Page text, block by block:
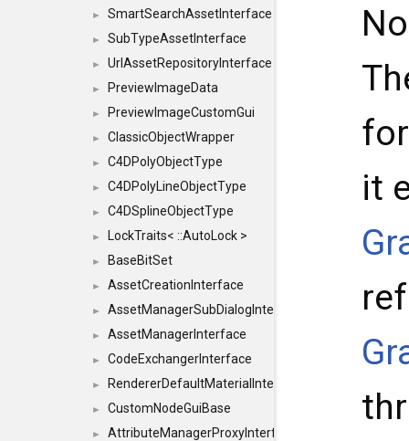
► SmartSearchAssetInterface
► SubTypeAssetInterface
► UrlAssetRepositoryInterface
► PreviewImageData
► PreviewImageCustomGui
► ClassicObjectWrapper
► C4DPolyObjectType
► C4DPolyLineObjectType
► C4DSplineObjectType
► LockTraits< ::AutoLock >
► BaseBitSet
► AssetCreationInterface
► AssetManagerSubDialogInterface
► AssetManagerInterface
► CodeExchangerInterface
► RendererDefaultMaterialInterface
► CustomNodeGuiBase
► AttributeManagerProxyInterface
it